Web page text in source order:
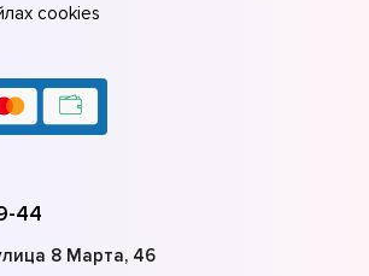
cookies
44
8 Марта, 46